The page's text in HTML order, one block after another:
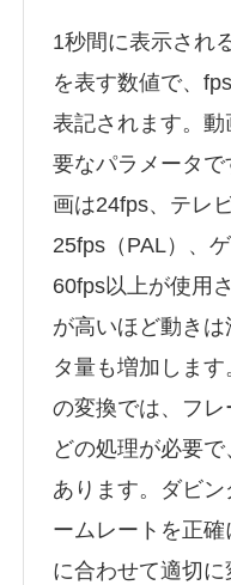
1秒間に表示され
を表す数値で、
表記されます。
要なパラメータ
画は24fps、テレ
25fps（PAL）、
60fps以上が使用
が高いほど動き
タ量も増加しま
の変換では、フ
どの処理が必要
あります。ダビ
ームレートを正
に合わせて適切に